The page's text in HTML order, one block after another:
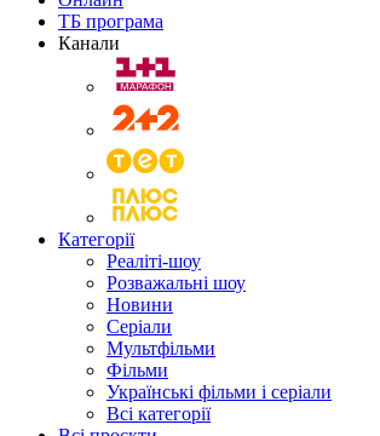
ТБ програма
Канали
Категорії
Реаліті-шоу
Розважальні шоу
Новини
Серіали
Мультфільми
Фільми
Українські фільми і серіали
Всі категорії